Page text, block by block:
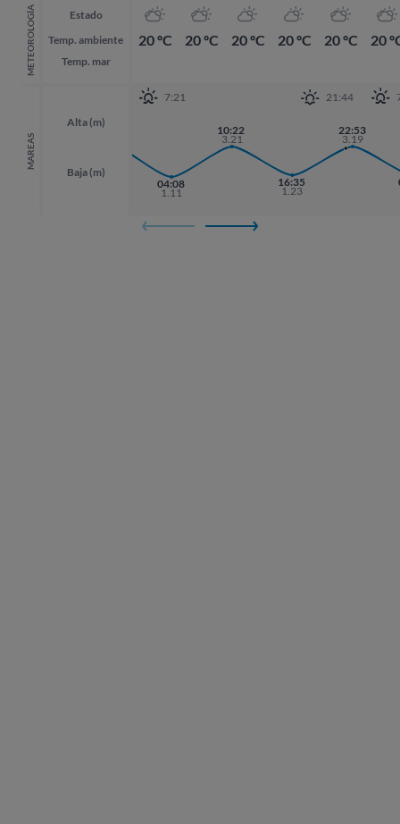
METEOROLOGÍA
Estado
Temp. ambiente
Temp. mar
MAREAS
Alta (m)
Baja (m)
20 ºC 20 ºC 20 ºC 20 ºC 20 ºC
7:21 21:44
21:49
04:08
1.11
10:22
3.21
16:35
1.23
22:53
3.19
20
22:53
3.19